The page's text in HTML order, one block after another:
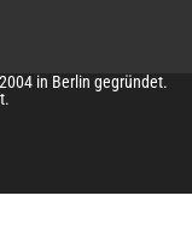
in Berlin gegründet.